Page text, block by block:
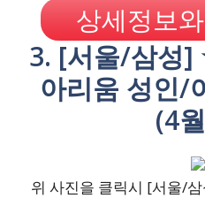
상세정보
3. [서울/삼성
아리움 성인/
(4
위 사진을 클릭시 [서울/